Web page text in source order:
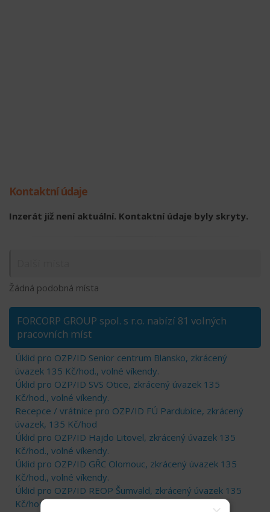
Kontaktní údaje
Inzerát již není aktuální. Kontaktní údaje byly skryty.
Žádná podobná místa
FORCORP GROUP spol. s r.o. nabízí 81 volných
pracovních míst
Úklid pro OZP/ID Senior centrum Blansko, zkrácený
úvazek 135 Kč/hod., volné víkendy.
Úklid pro OZP/ID SVS Otice, zkrácený úvazek 135
Kč/hod., volné víkendy.
Recepce / vrátnice pro OZP/ID FÚ Pardubice, zkrácený
úvazek, 135 Kč/hod
Úklid pro OZP/ID Hajdo Litovel, zkrácený úvazek 135
Kč/hod., volné víkendy.
Úklid pro OZP/ID GŘC Olomouc, zkrácený úvazek 135
Kč/hod., volné víkendy.
Úklid pro OZP/ID REOP Šumvald, zkrácený úvazek 135
Kč/hod., volné víkendy.